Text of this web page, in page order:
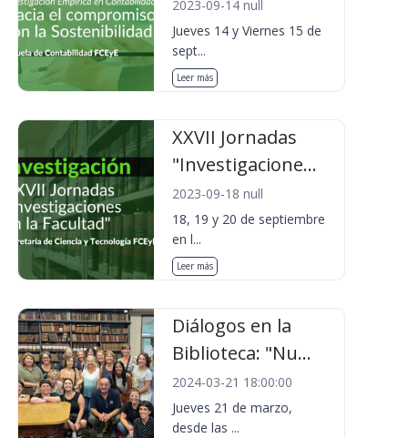
2023-09-14 null
Jueves 14 y Viernes 15 de
sept...
Leer más
XXVII Jornadas
"Investigacione...
2023-09-18 null
18, 19 y 20 de septiembre
en l...
Leer más
Diálogos en la
Biblioteca: "Nu...
2024-03-21 18:00:00
Jueves 21 de marzo,
desde las ...